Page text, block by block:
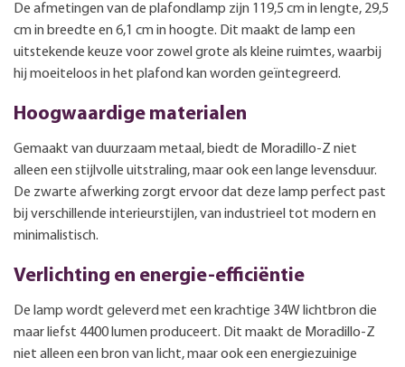
De afmetingen van de plafondlamp zijn 119,5 cm in lengte, 29,5
cm in breedte en 6,1 cm in hoogte. Dit maakt de lamp een
uitstekende keuze voor zowel grote als kleine ruimtes, waarbij
hij moeiteloos in het plafond kan worden geïntegreerd.
Hoogwaardige materialen
Gemaakt van duurzaam metaal, biedt de Moradillo-Z niet
alleen een stijlvolle uitstraling, maar ook een lange levensduur.
De zwarte afwerking zorgt ervoor dat deze lamp perfect past
bij verschillende interieurstijlen, van industrieel tot modern en
minimalistisch.
Verlichting en energie-efficiëntie
De lamp wordt geleverd met een krachtige 34W lichtbron die
maar liefst 4400 lumen produceert. Dit maakt de Moradillo-Z
niet alleen een bron van licht, maar ook een energiezuinige